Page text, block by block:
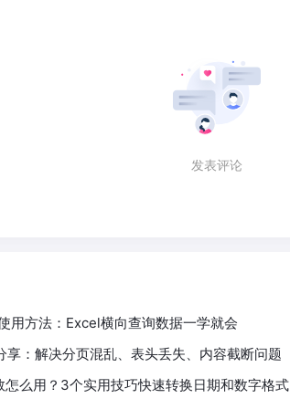
发表评论
用方法：Excel横向查询数据一学就会
享：解决分页混乱、表头丢失、内容截断问题
怎么用？3个实用技巧快速转换日期和数字格式